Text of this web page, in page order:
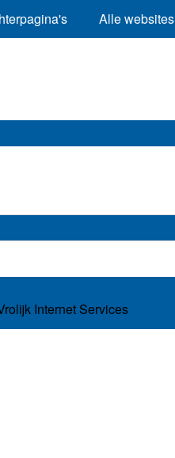
Alle websites
Internet Services